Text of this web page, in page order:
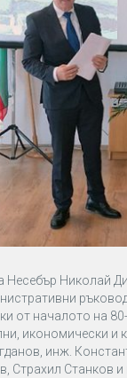
Несебър Николай
от началото на
икономически и
инж.
Страхил Станков